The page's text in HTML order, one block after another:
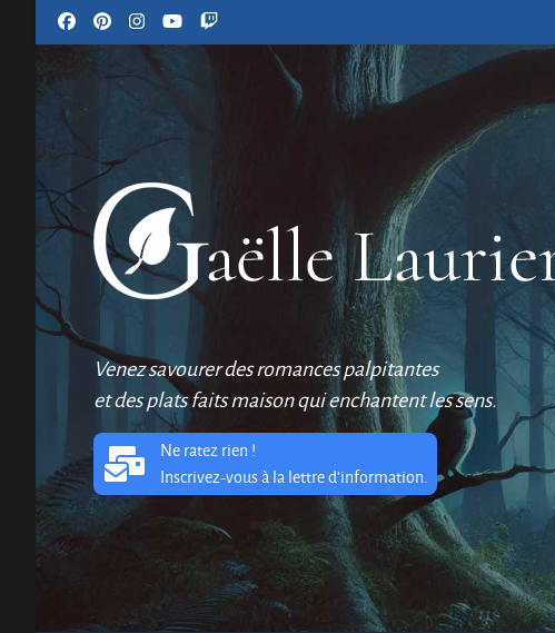
Venez savourer des romances palpitantes
et des plats faits maison qui enchantent les sens.
Ne ratez rien !
Inscrivez-vous à la lettre d'information.